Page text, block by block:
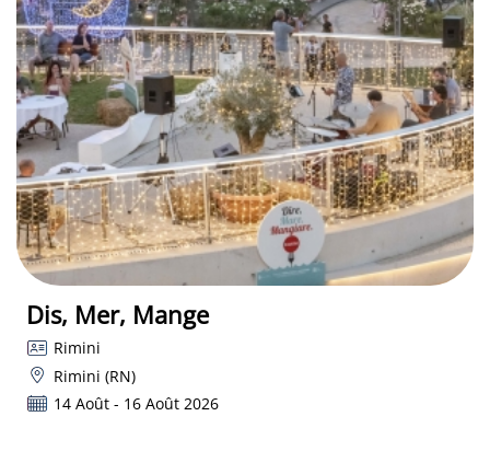
Dis, Mer, Mange
Rimini
Rimini (RN)
14 Août - 16 Août 2026